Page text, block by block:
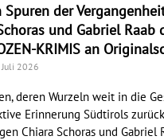
Spuren der
und Gabriel Raab
KRIMIS an
Juli 2026
deren Wurzeln weit in die
Erinnerung Südtirols
Chiara Schoras und Gabriel